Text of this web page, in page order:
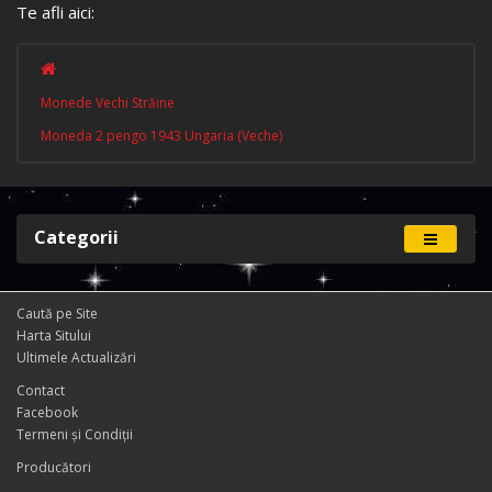
Te afli aici:
Monede Vechi Străine
Moneda 2 pengo 1943 Ungaria (Veche)
Categorii
Caută pe Site
Harta Sitului
Ultimele Actualizări
Contact
Facebook
Termeni și Condiţii
Producători